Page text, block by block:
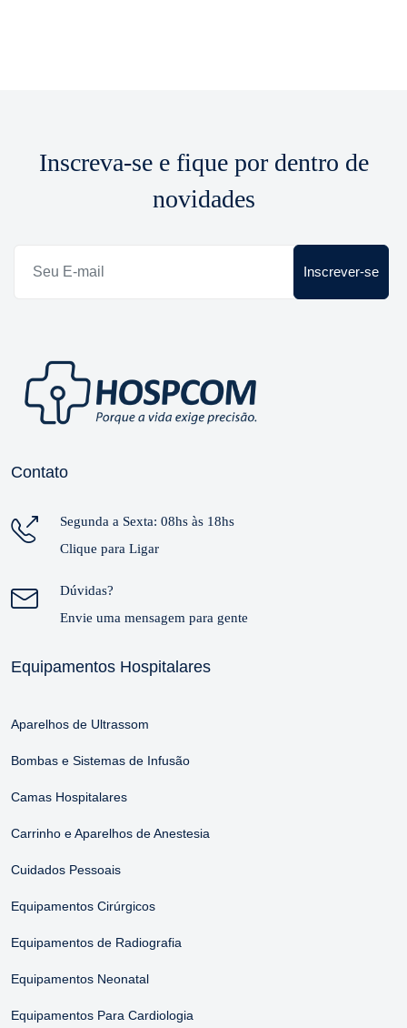
Inscreva-se e fique por dentro de
novidades
Inscrever-se
Contato
Segunda a Sexta: 08hs às 18hs
Clique para Ligar
Dúvidas?
Envie uma mensagem para gente
Equipamentos Hospitalares
Aparelhos de Ultrassom
Bombas e Sistemas de Infusão
Camas Hospitalares
Carrinho e Aparelhos de Anestesia
Cuidados Pessoais
Equipamentos Cirúrgicos
Equipamentos de Radiografia
Equipamentos Neonatal
Equipamentos Para Cardiologia